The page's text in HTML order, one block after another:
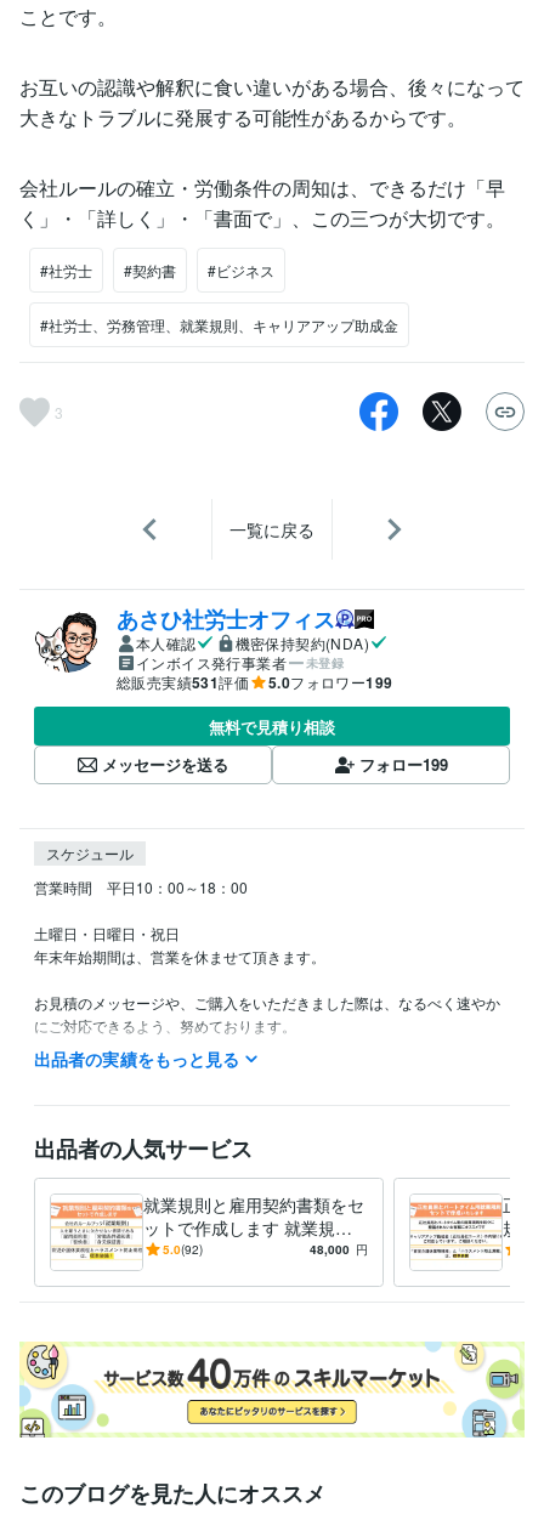
ことです。
お互いの認識や解釈に食い違いがある場合、後々になって
大きなトラブルに発展する可能性があるからです。
会社ルールの確立・労働条件の周知は、できるだけ「早
く」・「詳しく」・「書面で」、この三つが大切です。
#社労士 #契約書 #ビジネス
#社労士、労務管理、就業規則、キャリアアップ助成金
3
一覧に戻る
あさひ社労士オフィス
本人確認
機密保持契約(NDA)
インボイス発行事業者
未登録
総販売実績531評価 5.0フォロワー199
無料で見積り相談
メッセージを送る
フォロー199
スケジュール
営業時間　平日10：00～18：00
土曜日・日曜日・祝日
年末年始期間は、営業を休ませて頂きます。
お見積のメッセージや、ご購入をいただきました際は、なるべく速やか
にご対応できるよう、努めております。
（平日でしたら、3時間以内にはご対応できるように努めております。土
曜・日曜・祝日は定休日のため、ご対応できないことがあります。）
とがございます。ご了承のほど、お願いいたします。
出品サービスが「満枠対応中」の場合は、お見積またはDMからご相談く
経験職種
士業・専門職 / 社会保険労務士
ライフスタイル・その他 / その他 経験年数 : 10年
あさひ社労士オフィス 2014年8月 ~ 現在
セブンイレブン前橋元総社町北店 2004年3月 ~ 2014年7月
資格・検定
社会福祉士 取得年 : 2002年
出品者の実績をもっと見る
出品者の人気サービス
就業規則と雇用契約書類をセ
ットで作成します 就業規則
と雇用契約書類で、大切な会
5.0(92) 48,000 円
正社
規則
正社
けで
このブログを見た人にオススメ